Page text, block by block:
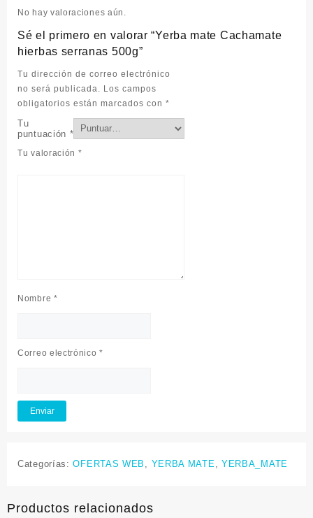
No hay valoraciones aún.
Sé el primero en valorar “Yerba mate Cachamate
hierbas serranas 500g”
Tu dirección de correo electrónico
no será publicada.
Los campos
obligatorios están marcados con *
Tu
puntuación *
Tu valoración *
Nombre *
Correo electrónico*
Categorías:OFERTAS WEB YERBA MATE YERBA_MATE
Productos relacionados